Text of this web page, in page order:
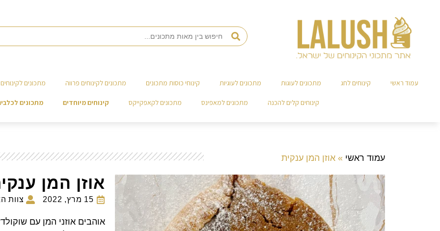
עמוד ראשי קינוחים לחג מתכונים לעוגות מתכונים לעוגיות קינוחי כוסות מתכונים מתכונים לקינוחים פרווה מתכונים
קינוחים קלים להכנה מתכונים למאפינס מתכונים לקאפקייקס קינוחים מיוחדים מתכונים
עמוד ראשי » אוזן המן ענקית
אוזן המן
15 מרץ, 2022 צוות